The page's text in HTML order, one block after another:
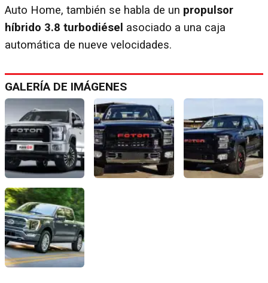
Auto Home, también se habla de un propulsor
híbrido 3.8 turbodiésel asociado a una caja
automática de nueve velocidades.
GALERÍA DE IMÁGENES